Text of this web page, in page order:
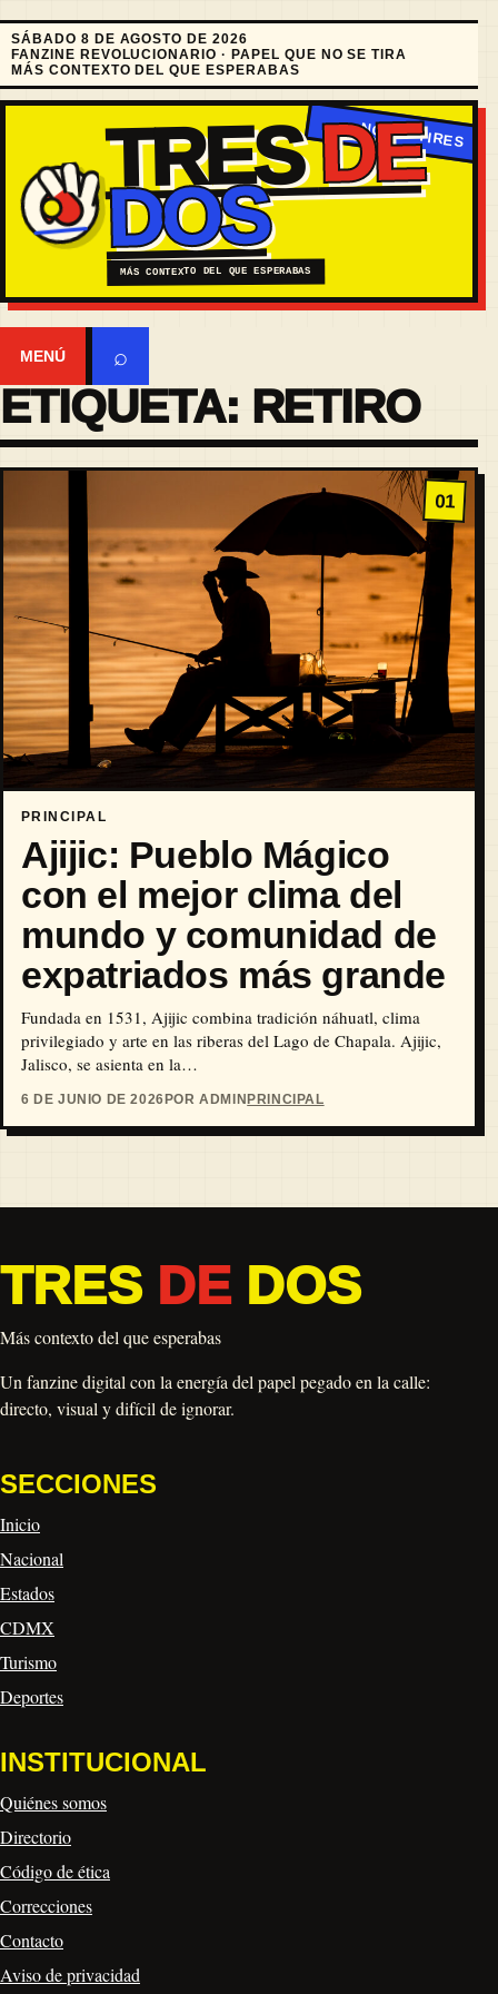
SÁBADO 8 DE AGOSTO DE 2026
FANZINE REVOLUCIONARIO · PAPEL QUE NO SE TIRA
MÁS CONTEXTO DEL QUE ESPERABAS
TRESDE
DOS
MÁS CONTEXTO DEL QUE ESPERABAS
MENÚ ⌕
ETIQUETA: RETIRO
01
PRINCIPAL
Ajijic: Pueblo Mágico
con el mejor clima del
mundo y comunidad de
expatriados más grande
Fundada en 1531, Ajijic combina tradición náhuatl, clima
privilegiado y arte en las riberas del Lago de Chapala. Ajijic,
Jalisco, se asienta en la…
6 DE JUNIO DE 2026POR ADMINPRINCIPAL
TRES DEDOS
Más contexto del que esperabas
Un fanzine digital con la energía del papel pegado en la calle:
directo, visual y difícil de ignorar.
SECCIONES
Inicio
Nacional
Estados
CDMX
Turismo
Deportes
INSTITUCIONAL
Quiénes somos
Directorio
Código de ética
Correcciones
Contacto
Aviso de privacidad